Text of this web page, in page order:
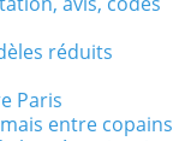
réduits
Paris
entre copains